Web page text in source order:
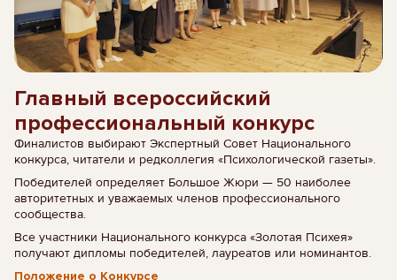
Главный всероссийский
профессиональный конкурс
Финалистов выбирают Экспертный Совет Национального
конкурса, читатели и редколлегия «Психологической газеты».
Победителей определяет Большое Жюри — 50 наиболее
авторитетных и уважаемых членов профессионального
сообщества.
Все участники Национального конкурса «Золотая Психея»
получают дипломы победителей, лауреатов или номинантов.
Положение о Конкурсе